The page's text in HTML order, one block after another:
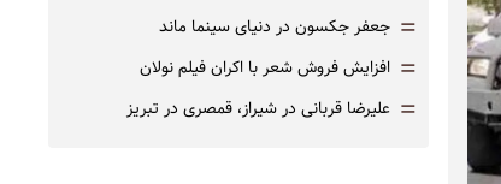
= جعفر جکسون در دنیای سینما ماند
= افزایش فروش شعر با اکران فیلم نولان
= علیرضا قربانی در شیراز، قمصری در تبریز